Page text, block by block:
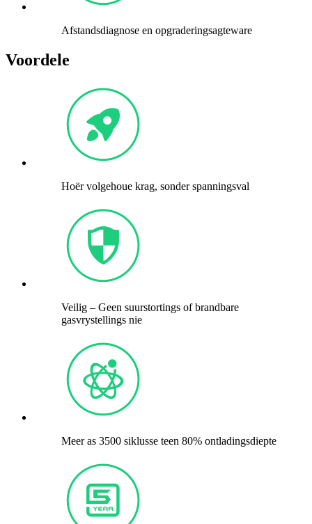
Afstandsdiagnose en opgraderingsagteware
Voordele
Hoër volgehoue ​​krag, sonder spanningsval
Veilig – Geen suurstortings of brandbare
gasvrystellings nie
Meer as 3500 siklusse teen 80% ontladingsdiepte